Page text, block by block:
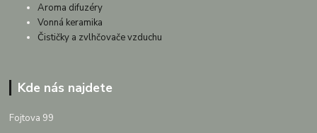
Aroma difuzéry
Vonná keramika
Čističky a zvlhčovače vzduchu
Kde nás najdete
Fojtova 99